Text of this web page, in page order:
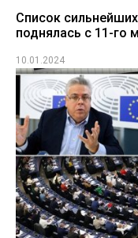
Cписок
поднялась с 11-го
10.01.2024